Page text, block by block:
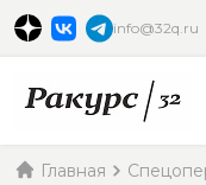
info@32q.ru
Главная